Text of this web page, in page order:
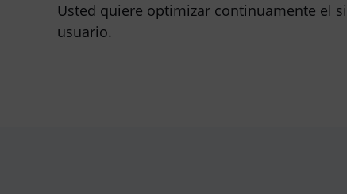
Usted quiere optimizar continuamente el
usuario.